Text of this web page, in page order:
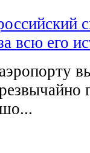
всю его